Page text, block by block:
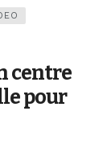
centre
pour